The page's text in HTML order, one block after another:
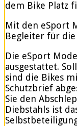
dem Bike Platz
Mit den eSport
Begleiter für die
Die eSport
ausgestattet.
sind die Bikes
Schutzbrief
Sie den
Diebstahls ist